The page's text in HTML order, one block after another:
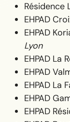
Résidence
EHPAD
EHPAD
Lyon
EHPAD La
EHPAD
EHPAD La
EHPAD
EHPAD